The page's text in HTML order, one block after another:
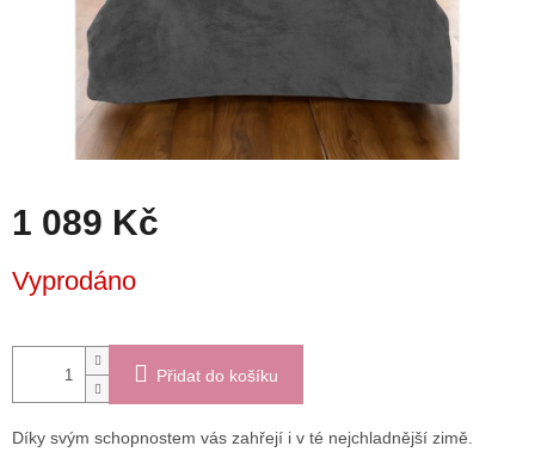
1 089 Kč
cena:
Vyprodáno
Přidat do košíku
Díky svým schopnostem vás zahřejí i v té nejchladnější zimě.